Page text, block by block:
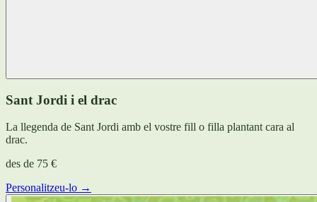
Sant Jordi i el drac
La llegenda de Sant Jordi amb el vostre fill o filla plantant cara al
drac.
des de 75 €
Personalitzeu-lo →